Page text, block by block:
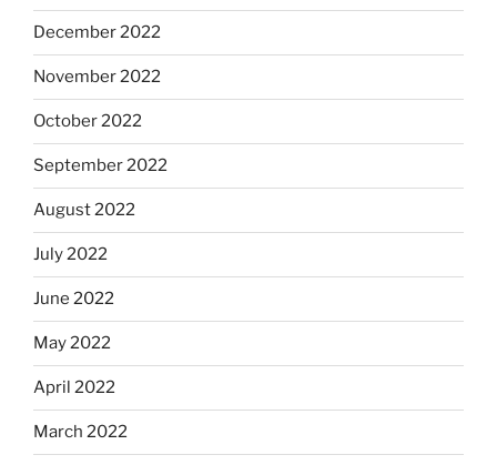
December 2022
November 2022
October 2022
September 2022
August 2022
July 2022
June 2022
May 2022
April 2022
March 2022